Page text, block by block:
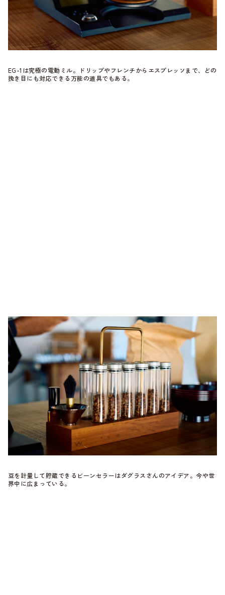
EG-1は究極の電動ミル。ドリップやフレンチからエスプレッソまで、どの
挽き目にも対応できる万能の道具でもある。
豆を計量して貯蔵できるビーンセラーはダグラスさんのアイデア。今や世
界中に広まっている。